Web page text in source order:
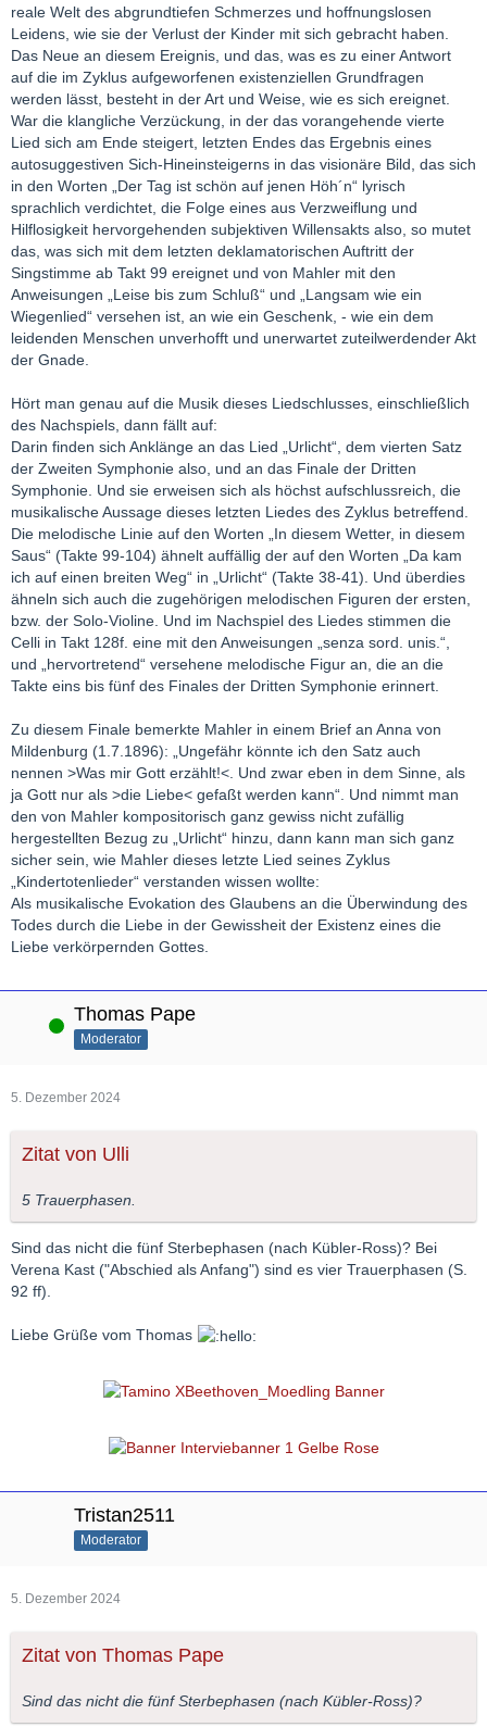
reale Welt des abgrundtiefen Schmerzes und hoffnungslosen
Leidens, wie sie der Verlust der Kinder mit sich gebracht haben.
Das Neue an diesem Ereignis, und das, was es zu einer Antwort
auf die im Zyklus aufgeworfenen existenziellen Grundfragen
werden lässt, besteht in der Art und Weise, wie es sich ereignet.
War die klangliche Verzückung, in der das vorangehende vierte
Lied sich am Ende steigert, letzten Endes das Ergebnis eines
autosuggestiven Sich-Hineinsteigerns in das visionäre Bild, das sich
in den Worten „Der Tag ist schön auf jenen Höh´n“ lyrisch
sprachlich verdichtet, die Folge eines aus Verzweiflung und
Hilflosigkeit hervorgehenden subjektiven Willensakts also, so mutet
das, was sich mit dem letzten deklamatorischen Auftritt der
Singstimme ab Takt 99 ereignet und von Mahler mit den
Anweisungen „Leise bis zum Schluß“ und „Langsam wie ein
Wiegenlied“ versehen ist, an wie ein Geschenk, - wie ein dem
leidenden Menschen unverhofft und unerwartet zuteilwerdender Akt
der Gnade.
Hört man genau auf die Musik dieses Liedschlusses, einschließlich
des Nachspiels, dann fällt auf:
Darin finden sich Anklänge an das Lied „Urlicht“, dem vierten Satz
der Zweiten Symphonie also, und an das Finale der Dritten
Symphonie. Und sie erweisen sich als höchst aufschlussreich, die
musikalische Aussage dieses letzten Liedes des Zyklus betreffend.
Die melodische Linie auf den Worten „In diesem Wetter, in diesem
Saus“ (Takte 99-104) ähnelt auffällig der auf den Worten „Da kam
ich auf einen breiten Weg“ in „Urlicht“ (Takte 38-41). Und überdies
ähneln sich auch die zugehörigen melodischen Figuren der ersten,
bzw. der Solo-Violine. Und im Nachspiel des Liedes stimmen die
Celli in Takt 128f. eine mit den Anweisungen „senza sord. unis.“,
und „hervortretend“ versehene melodische Figur an, die an die
Takte eins bis fünf des Finales der Dritten Symphonie erinnert.
Zu diesem Finale bemerkte Mahler in einem Brief an Anna von
Mildenburg (1.7.1896): „Ungefähr könnte ich den Satz auch
nennen >Was mir Gott erzählt!<. Und zwar eben in dem Sinne, als
ja Gott nur als >die Liebe< gefaßt werden kann“. Und nimmt man
den von Mahler kompositorisch ganz gewiss nicht zufällig
hergestellten Bezug zu „Urlicht“ hinzu, dann kann man sich ganz
sicher sein, wie Mahler dieses letzte Lied seines Zyklus
„Kindertotenlieder“ verstanden wissen wollte:
Als musikalische Evokation des Glaubens an die Überwindung des
Todes durch die Liebe in der Gewissheit der Existenz eines die
Liebe verkörpernden Gottes.
Online Thomas Pape
Moderator
5. Dezember 2024
Zitat von Ulli
5 Trauerphasen.
Sind das nicht die fünf Sterbephasen (nach Kübler-Ross)? Bei
Verena Kast ("Abschied als Anfang") sind es vier Trauerphasen (S.
92 ff).
Liebe Grüße vom Thomas
Tristan2511
Moderator
5. Dezember 2024
Zitat von Thomas Pape
Sind das nicht die fünf Sterbephasen (nach Kübler-Ross)?